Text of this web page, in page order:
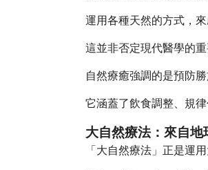
運用各種天然的方式，
這並非否定現代醫學的
自然療癒強調的是預防
它涵蓋了飲食調整、規
大自然療法：來自地
「大自然療法」正是運